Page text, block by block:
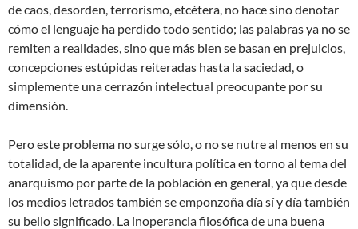
de caos, desorden, terrorismo, etcétera, no hace sino denotar
cómo el lenguaje ha perdido todo sentido; las palabras ya no se
remiten a realidades, sino que más bien se basan en prejuicios,
concepciones estúpidas reiteradas hasta la saciedad, o
simplemente una cerrazón intelectual preocupante por su
dimensión.
Pero este problema no surge sólo, o no se nutre al menos en su
totalidad, de la aparente incultura política en torno al tema del
anarquismo por parte de la población en general, ya que desde
los medios letrados también se emponzoña día sí y día también
su bello significado. La inoperancia filosófica de una buena